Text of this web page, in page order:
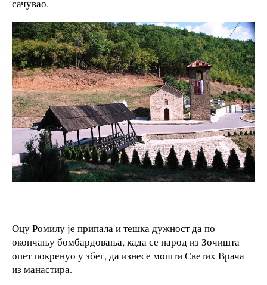
сачувао.
Оцу Ромилу је припала и тешка дужност да по
окончању бомбардовања, када се народ из Зочишта
опет покренуо у збег, да изнесе мошти Светих Врача
из манастира.